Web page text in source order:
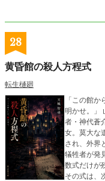
こで、マ
わざと目
28
黄昏館の殺人方程式
転生樋廻
「この館
明かせ。」 山奥にひっそりと建つ洋館――黄昏館。 天才数学
者・神代蒼
女。莫大な
され、外界との連
犠牲者が発見された。 遺体のそ
数式だけが残されていた。
その式は、次の